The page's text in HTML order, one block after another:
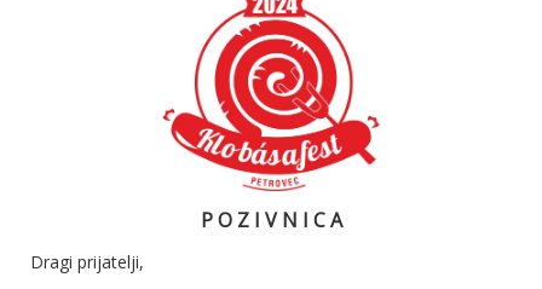
P O Z I V N I C A
Dragi prijatelji,